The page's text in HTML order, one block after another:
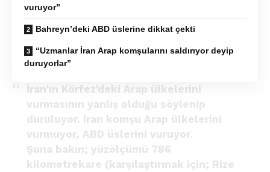
vuruyor”
Bahreyn’deki ABD üslerine dikkat çekti
“Uzmanlar İran Arap komşularını saldırıyor deyip
duruyorlar”
İran'ın Körfez'deki Arap ülkelerini
vurmasının yanlış olduğu söylenip
duruluyor. İran komşu Arap ülkelerini
vurmuyor, ABD üslerini vuruyor.
Şuna bakın; yüzölçümü 786
kilometrekare (karşılaştırmak için; Rize